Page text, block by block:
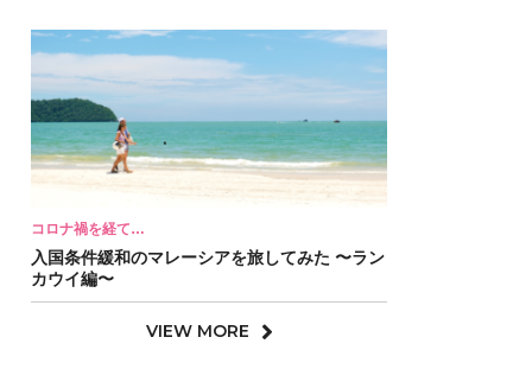
コロナ禍を経て…
入国条件緩和のマレーシアを旅してみた 〜ラン
カウイ編〜
VIEW MORE